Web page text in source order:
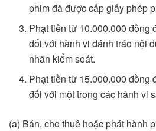
phim đã được cấp giấy phép
Phạt tiền từ 10.000.000 đồng
đối với hành vi đánh tráo nội
nhãn kiểm soát.
Phạt tiền từ 15.000.000 đồng
đối với một trong các hành vi
(a) Bán, cho thuê hoặc phát hành